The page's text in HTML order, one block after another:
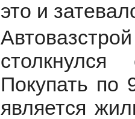
это и
Покупать по
является